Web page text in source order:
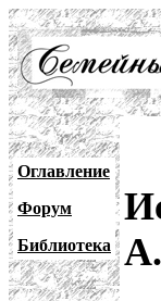
Оглавление
Форум
Библиотека